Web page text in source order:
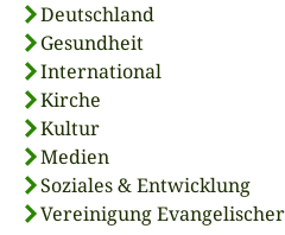
Deutschland
Gesundheit
International
Kirche
Kultur
Medien
Soziales & Entwicklung
Vereinigung